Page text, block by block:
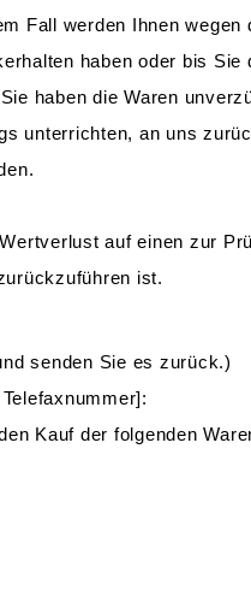
Fall werden Ihnen wegen
haben oder bis
haben die Waren
unterrichten, an uns
auf einen zur
ist.
senden Sie es zurück.)
Kauf der folgenden